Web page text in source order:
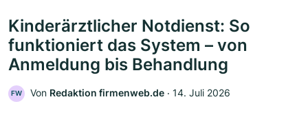
Kinderärztlicher Notdienst: So
funktioniert das System – von
Anmeldung bis Behandlung
FW Von Redaktion firmenweb.de ‧ 14. Juli 2026